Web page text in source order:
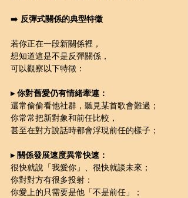
➡️ 反彈式關係的典型特徵
若你正在一段新關係裡，
想知道這是不是反彈關係，
可以觀察以下特徵：
▸ 你對舊愛仍有情緒牽連：
還常偷偷看他社群，聽見某首歌會難過；
你常常把新對象和前任比較，
甚至在對方說話時都會浮現前任的樣子；
▸ 關係發展速度異常快速：
很快就說「我愛你」、很快就談未來；
你對對方有很多投射：
你愛上的只需要是他「不是前任」；